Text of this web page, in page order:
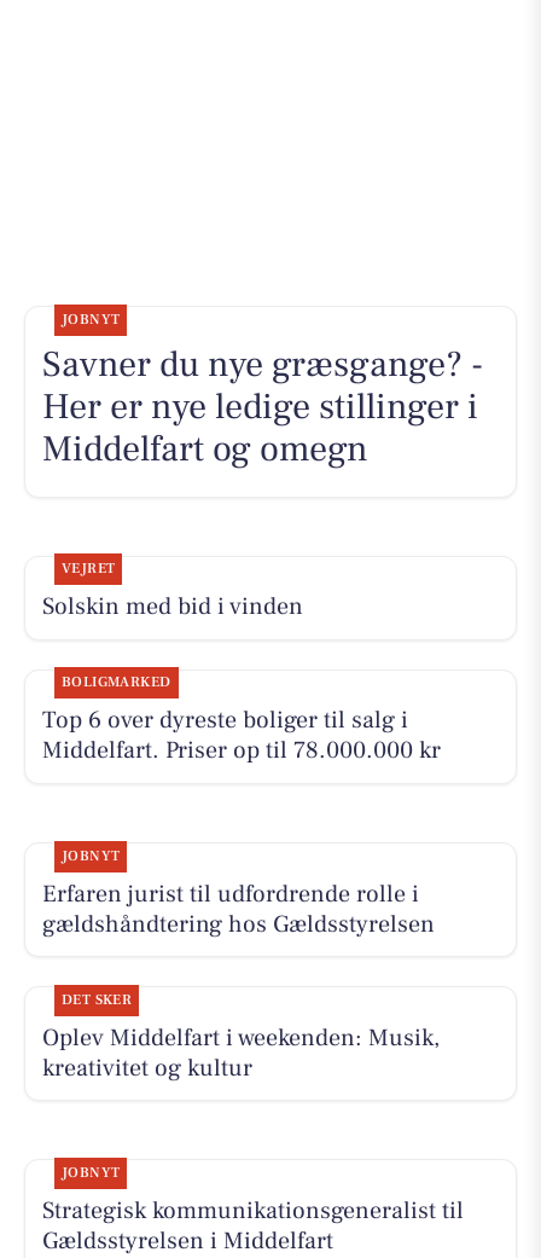
JOBNYT
Savner du nye græsgange? -
Her er nye ledige stillinger i
Middelfart og omegn
VEJRET
Solskin med bid i vinden
BOLIGMARKED
Top 6 over dyreste boliger til salg i
Middelfart. Priser op til 78.000.000 kr
JOBNYT
Erfaren jurist til udfordrende rolle i
gældshåndtering hos Gældsstyrelsen
DET SKER
Oplev Middelfart i weekenden: Musik,
kreativitet og kultur
JOBNYT
Strategisk kommunikationsgeneralist til
Gældsstyrelsen i Middelfart